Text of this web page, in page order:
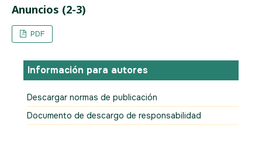
Anuncios (2-3)
PDF
Información para autores
Descargar normas de publicación
Documento de descargo de responsabilidad